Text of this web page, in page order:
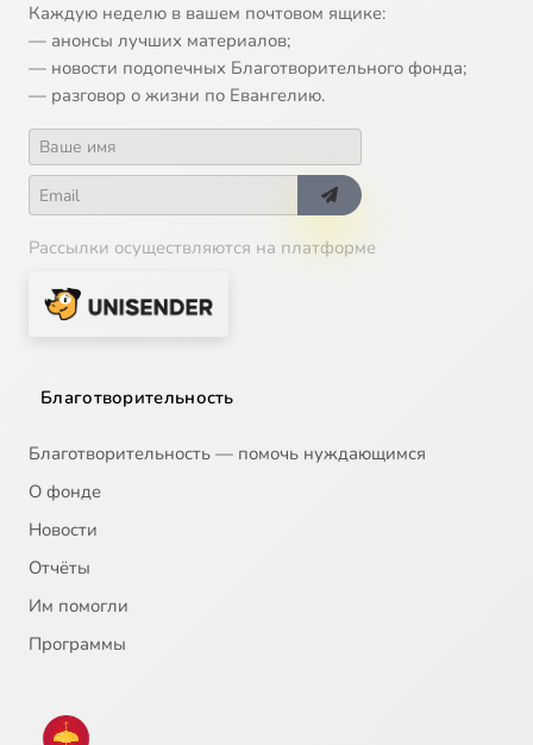
Каждую неделю в вашем почтовом ящике:
— анонсы лучших материалов;
— новости подопечных Благотворительного фонда;
— разговор о жизни по Евангелию.
Рассылки осуществляются на платформе
Благотворительность
Благотворительность — помочь нуждающимся
О фонде
Новости
Отчёты
Им помогли
Программы